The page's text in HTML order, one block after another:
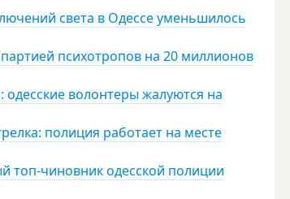
света в Одессе уменьшилось
психотропов на 20 миллионов
одесские волонтеры жалуются на
полиция работает на месте
топ-чиновник одесской полиции